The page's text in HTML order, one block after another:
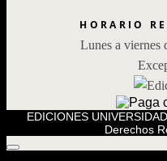
HORARIO
Lunes a viernes
EDICIONES
Derechos